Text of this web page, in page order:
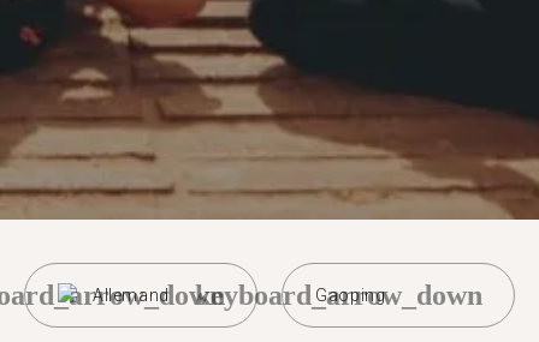
Allemand Gaoping
keyboard_arrow_down